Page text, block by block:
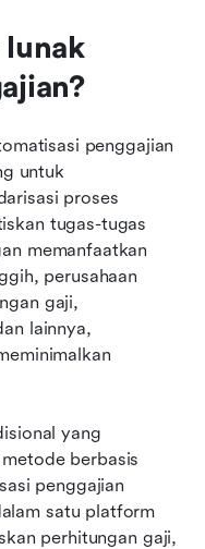
penggajian
untuk
proses
tugas-tugas
memanfaatkan
perusahaan
gaji,
lainnya,
yang
berbasis
penggajian
satu platform
perhitungan gaji,